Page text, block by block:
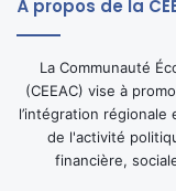
À propos de la
La Communauté
(CEEAC) vise à
l’intégration
de l'activité
financière,